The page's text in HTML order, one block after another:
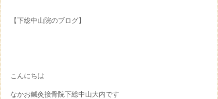
【下総中山院のブログ】
こんにちは
なかお鍼灸接骨院下総中山大内です